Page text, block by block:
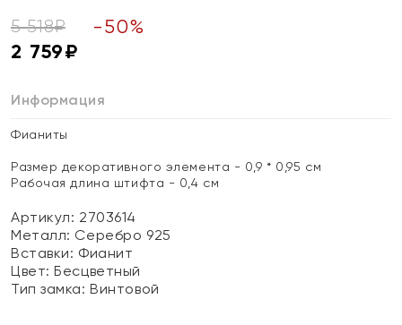
5 518₽ -50%
2 759₽
Информация
Фианиты
Размер декоративного элемента - 0,9 * 0,95 см
Рабочая длина штифта - 0,4 см
Артикул: 2703614
Металл: Серебро 925
Вставки: Фианит
Цвет:Бесцветный
Тип замка:Винтовой